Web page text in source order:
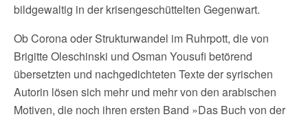
bildgewaltig in der krisengeschüttelten Gegenwart.
Ob Corona oder Strukturwandel im Ruhrpott, die von
Brigitte Oleschinski und Osman Yousufi betörend
übersetzten und nachgedichteten Texte der syrischen
Autorin lösen sich mehr und mehr von den arabischen
Motiven, die noch ihren ersten Band »Das Buch von der